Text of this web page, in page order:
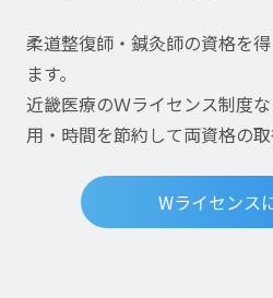
柔道整復師・鍼灸師の資格を
ます。
近畿医療のＷライセンス制度
用・時間を節約して両資格の
Wライセンス